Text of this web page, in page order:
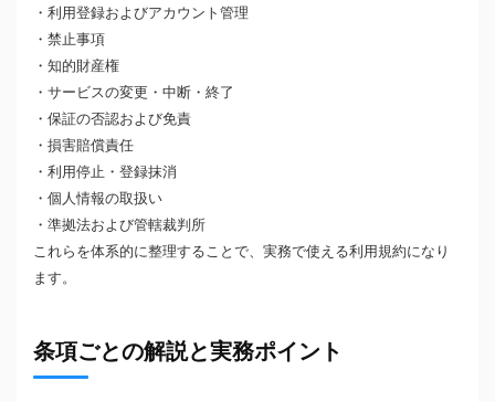
・利用登録およびアカウント管理
・禁止事項
・知的財産権
・サービスの変更・中断・終了
・保証の否認および免責
・損害賠償責任
・利用停止・登録抹消
・個人情報の取扱い
・準拠法および管轄裁判所
これらを体系的に整理することで、実務で使える利用規約になり
ます。
条項ごとの解説と実務ポイント